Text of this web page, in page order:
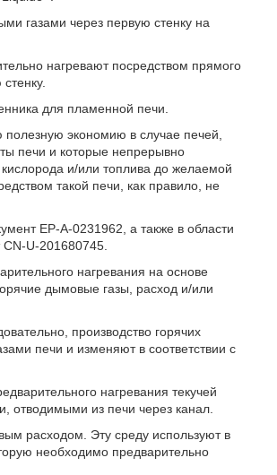
газами через первую стенку на
нагревают посредством прямого
для пламенной печи.
экономию в случае печей,
печи и которые непрерывно
и/или топлива до желаемой
такой печи, как правило, не
EP-A-0231962, а также в области
U-201680745.
нагревания на основе
дымовые газы, расход и/или
производство горячих
печи и изменяют в соответствии с
нагревания текучей
отводимыми из печи через канал.
расходом. Эту среду используют в
необходимо предварительно